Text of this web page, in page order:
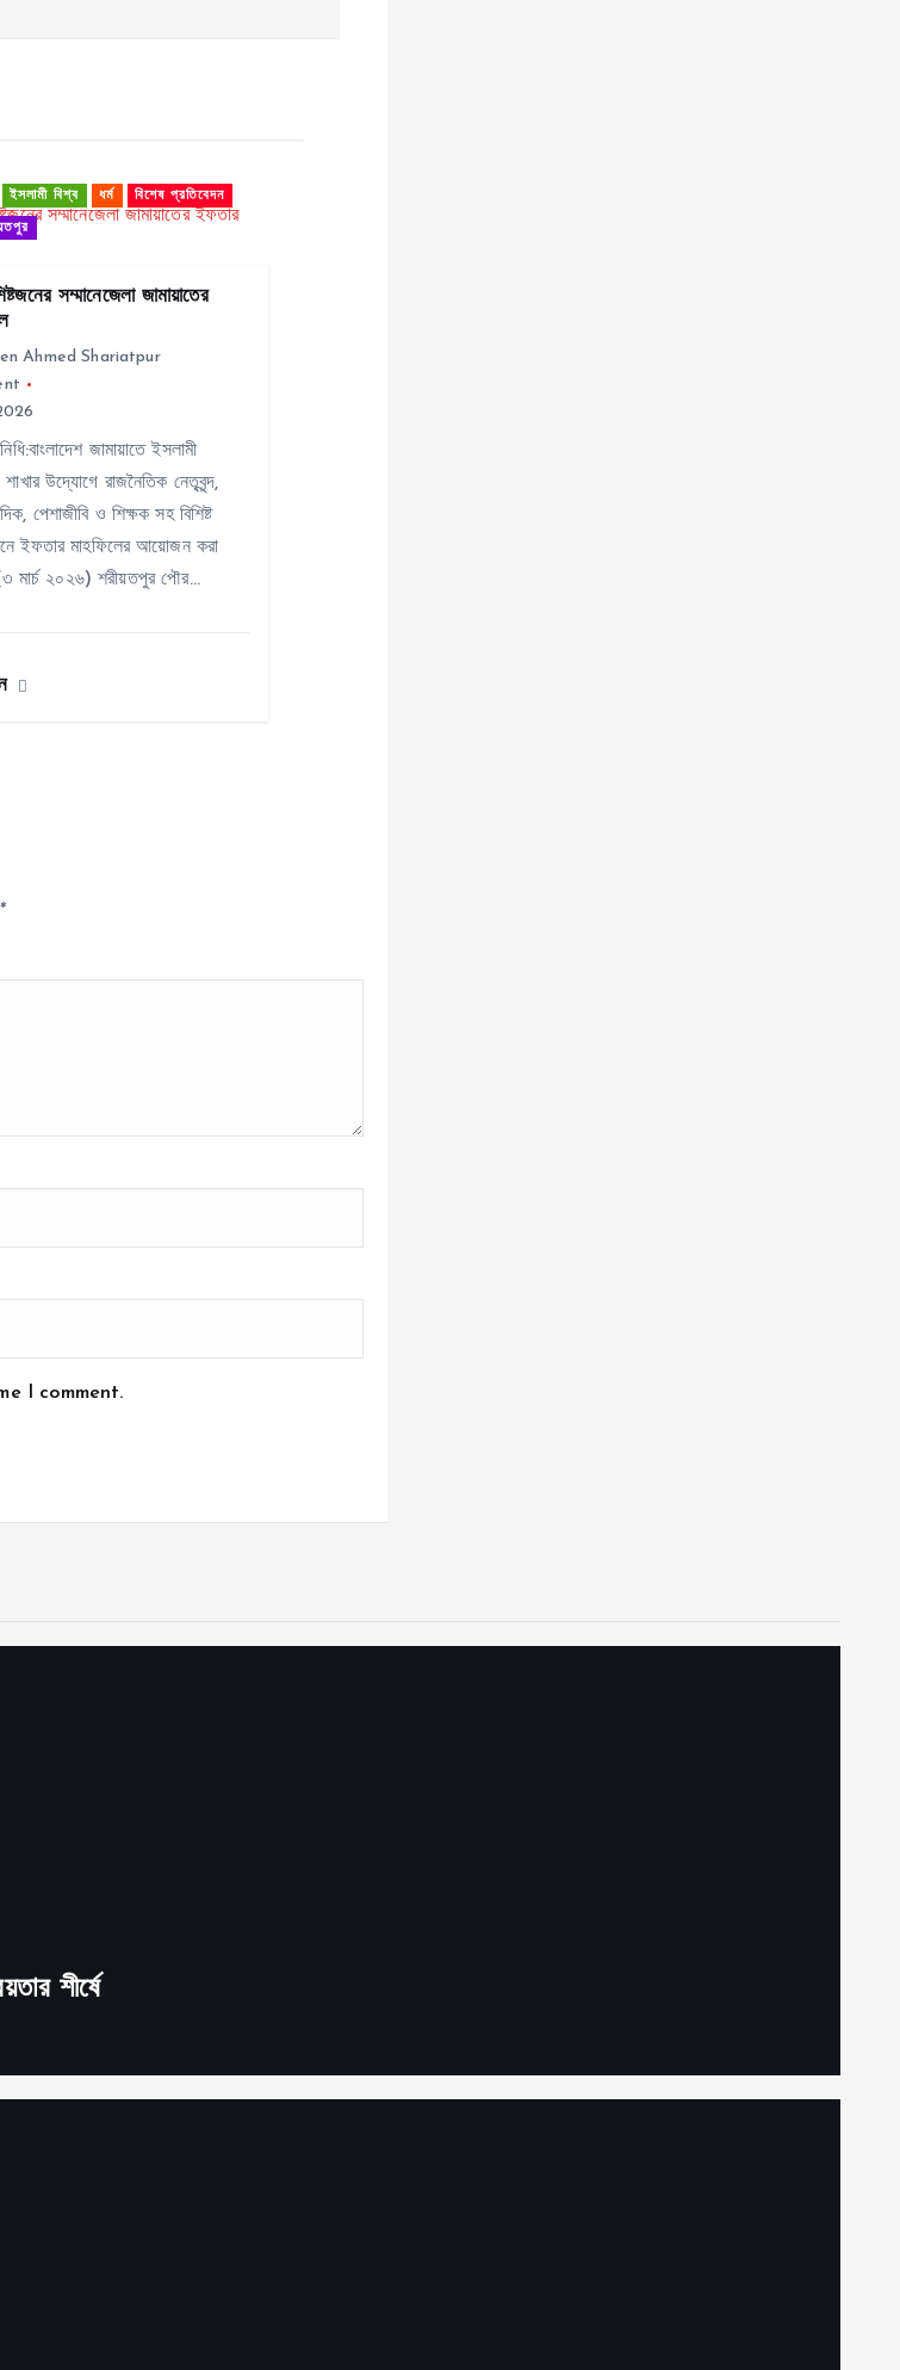
ইসলামী বিশ্ব ধর্ম বিশেষ প্রতিবেদন
সম্মানেজেলা জামায়াতের
Ahmed Shariatpur
জামায়াতে ইসলামী
উদ্যোগে রাজনৈতিক নেতৃবৃন্দ,
পেশাজীবি ও শিক্ষক সহ বিশিষ্ট
ইফতার মাহফিলের আয়োজন করা
মার্চ ২০২৬) শরীয়তপুর পৌর…
*
I comment.
শীর্ষে